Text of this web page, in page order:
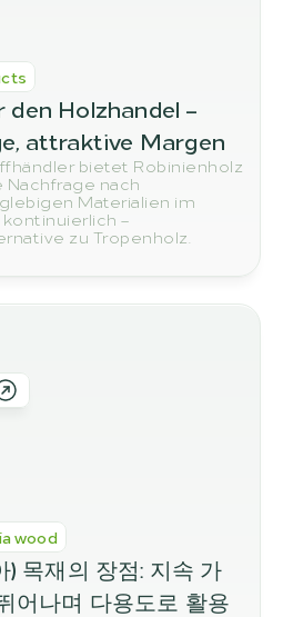
Holzhandel –
attraktive Margen
bietet Robinienholz
Nachfrage nach
Materialien im
–
zu Tropenholz.
wood
목재의 장점: 지속 가
어나며 다용도로 활용